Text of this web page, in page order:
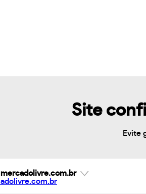
Site
Evite
mercadolivre.com.br